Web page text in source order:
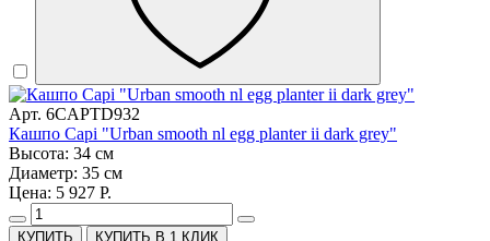
Арт. 6CAPTD932
Кашпо Capi "Urban smooth nl egg planter ii dark grey"
Высота: 34 см
Диаметр: 35 см
Цена: 5 927 Р.
КУПИТЬ В 1 КЛИК